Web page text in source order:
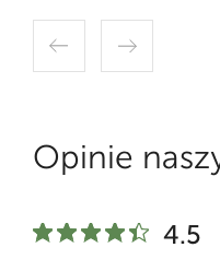
Opinie
4.5